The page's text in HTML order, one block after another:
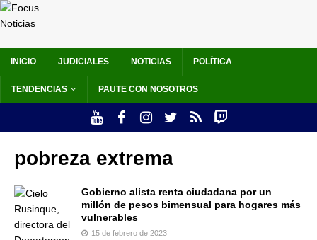
INICIO JUDICIALES NOTICIAS POLÍTICA
TENDENCIAS PAUTE CON NOSOTROS
pobreza extrema
Gobierno alista renta ciudadana por un
millón de pesos bimensual para hogares más
vulnerables
15 de febrero de 2023